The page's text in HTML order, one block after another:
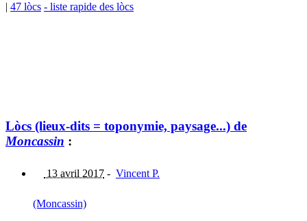
| 47 lòcs - liste rapide des lòcs
Lòcs (lieux-dits = toponymie, paysage...) de
Moncassin :
13 avril 2017 - Vincent P.
(Moncassin)